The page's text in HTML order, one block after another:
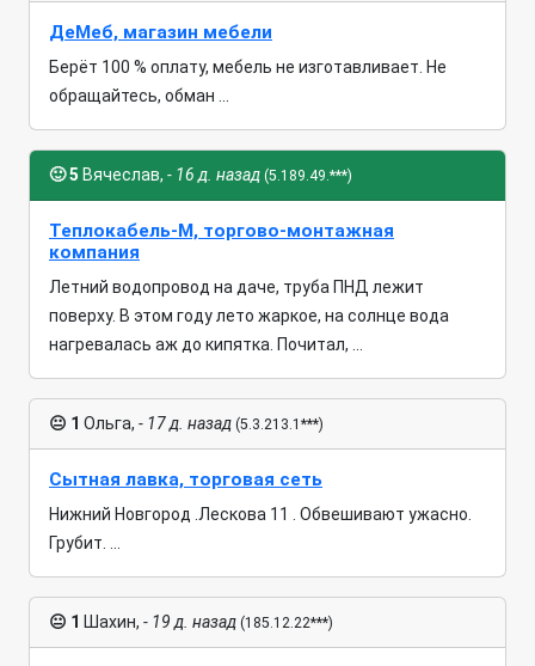
ДеМеб, магазин мебели
Берёт 100 % оплату, мебель не изготавливает. Не
обращайтесь, обман ...
🙂5 Вячеслав, - 16 д. назад (5.189.49.***)
Теплокабель-М, торгово-монтажная
компания
Летний водопровод на даче, труба ПНД лежит
поверху. В этом году лето жаркое, на солнце вода
нагревалась аж до кипятка. Почитал, ...
😐 1 Ольга, - 17 д. назад (5.3.213.1***)
Сытная лавка, торговая сеть
Нижний Новгород .Лескова 11 . Обвешивают ужасно.
Грубит. ...
😐 1 Шахин, - 19 д. назад (185.12.22***)